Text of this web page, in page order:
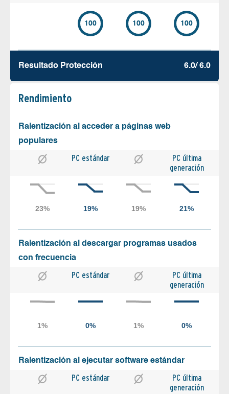
100 100 100
Resultado Protección 6.0/ 6.0
Rendimiento
Ralentización al acceder a páginas web
populares
PC estándar
PC última
generación
Ralentización al descargar programas usados
con frecuencia
PC estándar
PC última
generación
Ralentización al ejecutar software estándar
PC estándar
PC última
generación